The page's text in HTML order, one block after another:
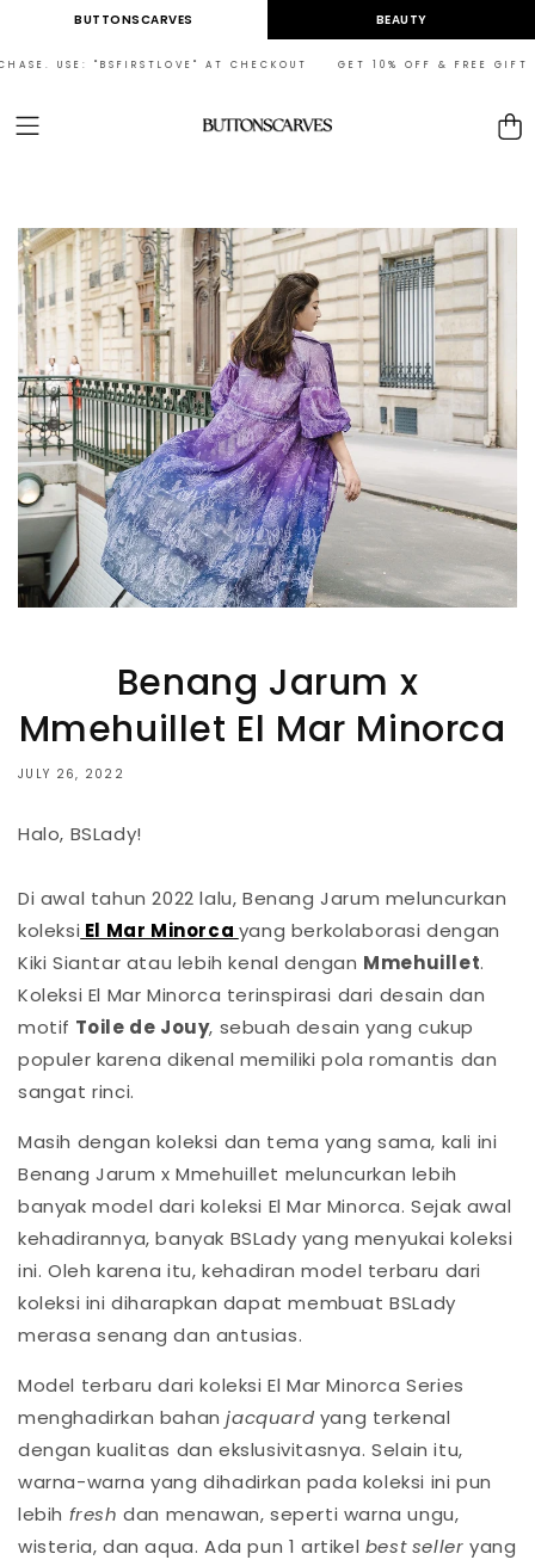
Skip toBUTTONSCARVES BEAUTY
"BSFIRSTLOVE" AT CHECKOUT GET 10% OFF & FREE GIFT ON
Cart
Benang Jarum x
Mmehuillet El Mar Minorca
JULY 26, 2022
Halo, BSLady!
Di awal tahun 2022 lalu, Benang Jarum meluncurkan
koleksi El Mar Minorca yang berkolaborasi dengan
Kiki Siantar atau lebih kenal dengan Mmehuillet.
Koleksi El Mar Minorca terinspirasi dari desain dan
motif Toile de Jouy, sebuah desain yang cukup
populer karena dikenal memiliki pola romantis dan
sangat rinci.
Masih dengan koleksi dan tema yang sama, kali ini
Benang Jarum x Mmehuillet meluncurkan lebih
banyak model dari koleksi El Mar Minorca. Sejak awal
kehadirannya, banyak BSLady yang menyukai koleksi
ini. Oleh karena itu, kehadiran model terbaru dari
koleksi ini diharapkan dapat membuat BSLady
merasa senang dan antusias.
Model terbaru dari koleksi El Mar Minorca Series
menghadirkan bahanjacquard yang terkenal
dengan kualitas dan ekslusivitasnya. Selain itu,
warna-warna yang dihadirkan pada koleksi ini pun
lebih fresh dan menawan, seperti warna ungu,
wisteria, dan aqua. Ada pun 1 artikel best selleryang